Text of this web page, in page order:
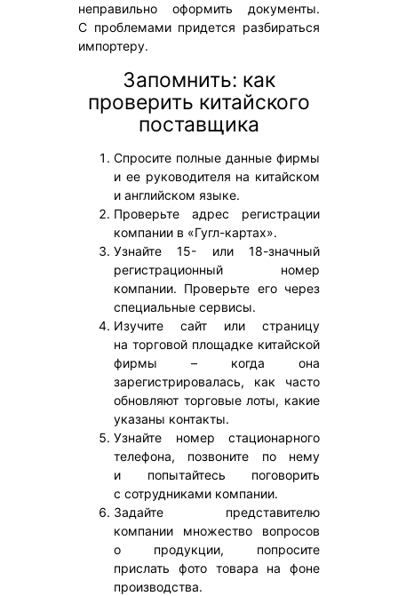
неправильно оформить документы.
С проблемами придется разбираться
импортеру.
Запомнить: как
проверить китайского
поставщика
Спросите полные данные фирмы
и ее руководителя на китайском
и английском языке.
Проверьте адрес регистрации
компании в «Гугл-картах».
Узнайте 15- или 18-значный
регистрационный номер
компании. Проверьте его через
специальные сервисы.
Изучите сайт или страницу
на торговой площадке китайской
фирмы – когда она
зарегистрировалась, как часто
обновляют торговые лоты, какие
указаны контакты.
Узнайте номер стационарного
телефона, позвоните по нему
и попытайтесь поговорить
с сотрудниками компании.
Задайте представителю
компании множество вопросов
о продукции, попросите
прислать фото товара на фоне
производства.